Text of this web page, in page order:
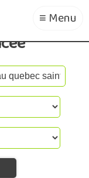
≡ Menu